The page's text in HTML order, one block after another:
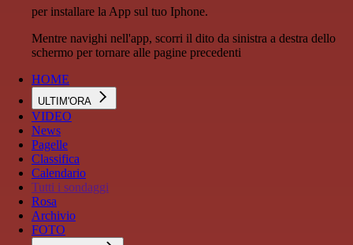
per installare la App sul tuo Iphone.
Mentre navighi nell'app, scorri il dito da sinistra a destra dello
schermo per tornare alle pagine precedenti
HOME
ULTIM'ORA
VIDEO
News
Pagelle
Classifica
Calendario
Tutti i sondaggi
Rosa
Archivio
FOTO